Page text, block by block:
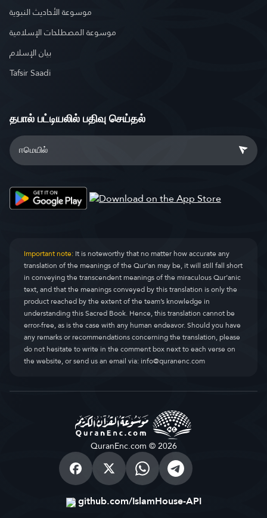
موسوعة الأحاديث النبوية
موسوعة المصطلحات الإسلامية
بيان الإسلام
Tafsir Saadi
தபால் பட்டியலில் பதிவு செய்தல்
Important note:It is noteworthy that no matter how accurate any
translation of the meanings of the Qur’an may be, it will still fall short
in conveying the transcendent meanings of the miraculous Qur’anic
text, and that the meanings conveyed by this translation is only the
product reached by the extent of the team’s knowledge in
understanding this Sacred Book. Hence, this translation cannot be
error-free, as is the case with any human endeavor. Should you have
any remarks or recommendations concerning the translation, please
do not hesitate to write in the comment box next to each verse on
the website, or send us an email via:info@quranenc.com
QuranEnc.com © 2026
github.com/IslamHouse-API